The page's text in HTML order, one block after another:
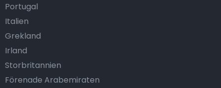
Portugal
Italien
Grekland
Irland
Storbritannien
Förenade Arabemiraten